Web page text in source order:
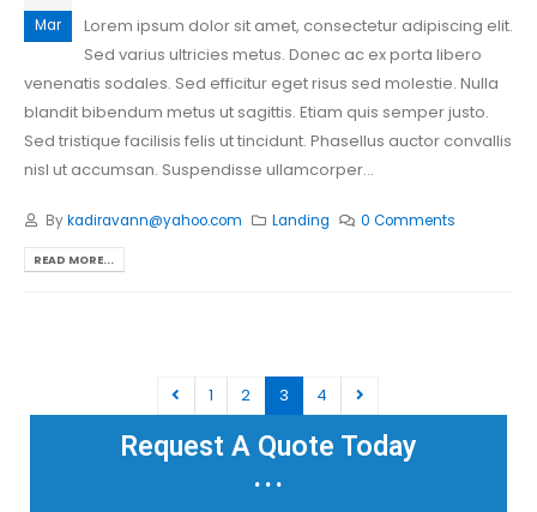
Mar
Lorem ipsum dolor sit amet, consectetur adipiscing elit.
Sed varius ultricies metus. Donec ac ex porta libero
venenatis sodales. Sed efficitur eget risus sed molestie. Nulla
blandit bibendum metus ut sagittis. Etiam quis semper justo.
Sed tristique facilisis felis ut tincidunt. Phasellus auctor convallis
nisl ut accumsan. Suspendisse ullamcorper...
Bykadiravann@yahoo.com Landing 0 Comments
READ MORE...
1 2 3 4
Request A Quote Today
...